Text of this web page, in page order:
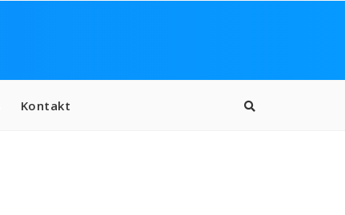
Kontakt